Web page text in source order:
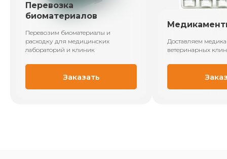
Перевозка
биоматериалов
Перевозим биоматериалы и
расходку для медицинских
лабораторий и клиник
Заказать
Доставляем
ветеринарных